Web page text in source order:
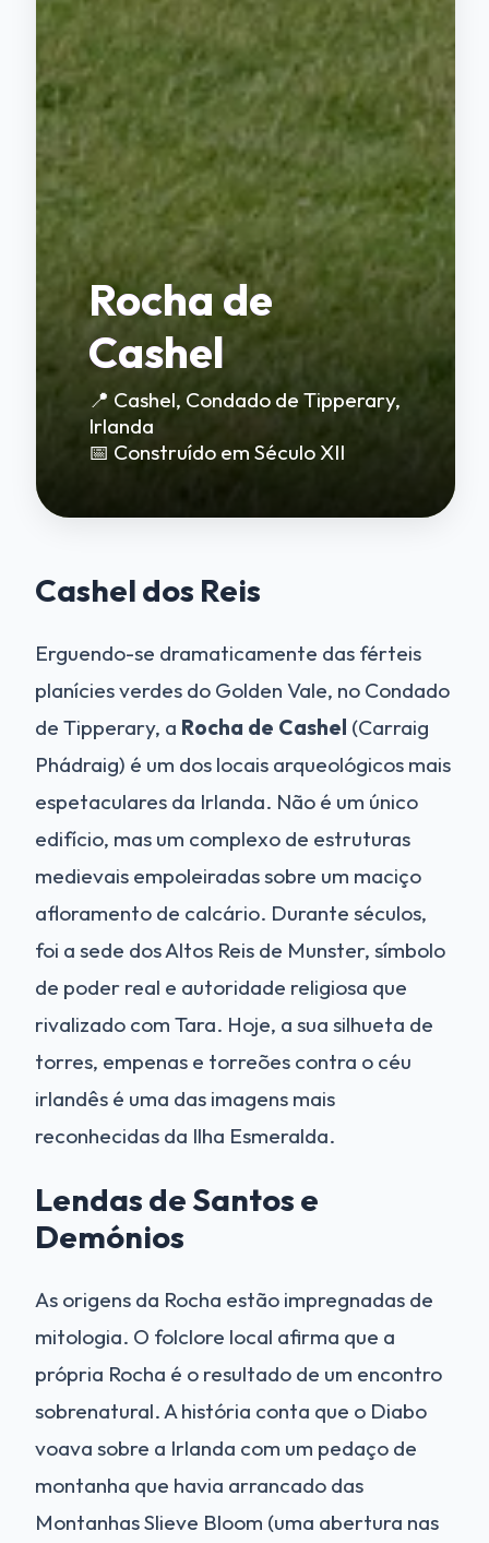
Rocha de
Cashel
📍 Cashel, Condado de Tipperary,
Irlanda
📅 Construído em Século XII
Cashel dos Reis
Erguendo-se dramaticamente das férteis
planícies verdes do Golden Vale, no Condado
de Tipperary, a Rocha de Cashel (Carraig
Phádraig) é um dos locais arqueológicos mais
espetaculares da Irlanda. Não é um único
edifício, mas um complexo de estruturas
medievais empoleiradas sobre um maciço
afloramento de calcário. Durante séculos,
foi a sede dos Altos Reis de Munster, símbolo
de poder real e autoridade religiosa que
rivalizado com Tara. Hoje, a sua silhueta de
torres, empenas e torreões contra o céu
irlandês é uma das imagens mais
reconhecidas da Ilha Esmeralda.
Lendas de Santos e
Demónios
As origens da Rocha estão impregnadas de
mitologia. O folclore local afirma que a
própria Rocha é o resultado de um encontro
sobrenatural. A história conta que o Diabo
voava sobre a Irlanda com um pedaço de
montanha que havia arrancado das
Montanhas Slieve Bloom (uma abertura nas